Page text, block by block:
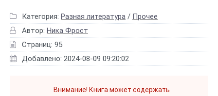
Категория: Разная литература / Прочее
Автор: Ника Фрост
Страниц: 95
Добавлено: 2024-08-09 09:20:02
Внимание! Книга может содержать